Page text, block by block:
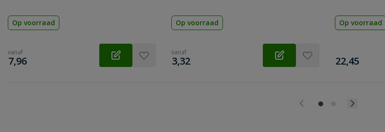
Op voorraad
vanaf
€
7,96
Op voorraad
vanaf
€
3,32
Op voorraad
€
22,45